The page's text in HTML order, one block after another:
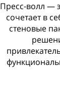
Пресс-волл —
сочетает в
стеновые